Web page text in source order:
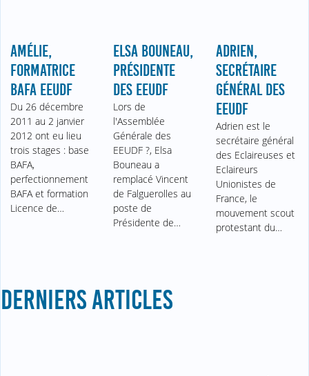
AMÉLIE,
FORMATRICE
BAFA EEUDF
Du 26 décembre
2011 au 2 janvier
2012 ont eu lieu
trois stages : base
BAFA,
perfectionnement
BAFA et formation
Licence de…
ELSA BOUNEAU,
PRÉSIDENTE
DES EEUDF
Lors de
l'Assemblée
Générale des
EEUDF ?, Elsa
Bouneau a
remplacé Vincent
de Falguerolles au
poste de
Présidente de…
ADRIEN,
SECRÉTAIRE
GÉNÉRAL DES
EEUDF
Adrien est le
secrétaire général
des Eclaireuses et
Eclaireurs
Unionistes de
France, le
mouvement scout
protestant du…
DERNIERS ARTICLES